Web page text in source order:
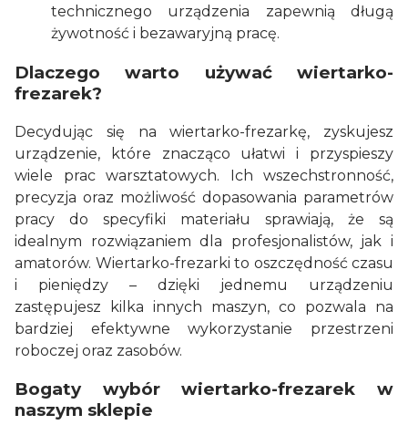
technicznego urządzenia zapewnią długą
żywotność i bezawaryjną pracę.
Dlaczego warto używać wiertarko-
frezarek?
Decydując się na wiertarko-frezarkę, zyskujesz
urządzenie, które znacząco ułatwi i przyspieszy
wiele prac warsztatowych. Ich wszechstronność,
precyzja oraz możliwość dopasowania parametrów
pracy do specyfiki materiału sprawiają, że są
idealnym rozwiązaniem dla profesjonalistów, jak i
amatorów. Wiertarko-frezarki to oszczędność czasu
i pieniędzy – dzięki jednemu urządzeniu
zastępujesz kilka innych maszyn, co pozwala na
bardziej efektywne wykorzystanie przestrzeni
roboczej oraz zasobów.
Bogaty wybór wiertarko-frezarek w
naszym sklepie